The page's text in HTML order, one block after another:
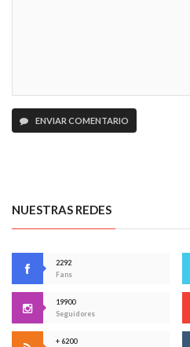
ENVIAR COMENTARIO
NUESTRAS REDES
2292
Fans
19900
Seguidores
+ 6200